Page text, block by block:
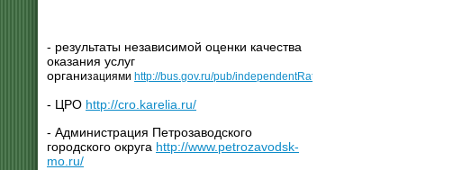
- результаты независимой оценки качества
оказания услуг
организациями http://bus.gov.ru/pub/independentRating/list
- ЦРО http://cro.karelia.ru/
- Администрация Петрозаводского
городского округа http://www.petrozavodsk-
mo.ru/